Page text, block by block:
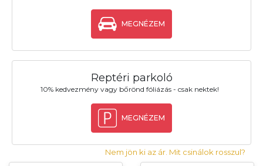
MEGNÉZEM
Reptéri parkoló
10% kedvezmény vagy bőrönd fóliázás - csak nektek!
MEGNÉZEM
Nem jön ki az ár. Mit csinálok rosszul?